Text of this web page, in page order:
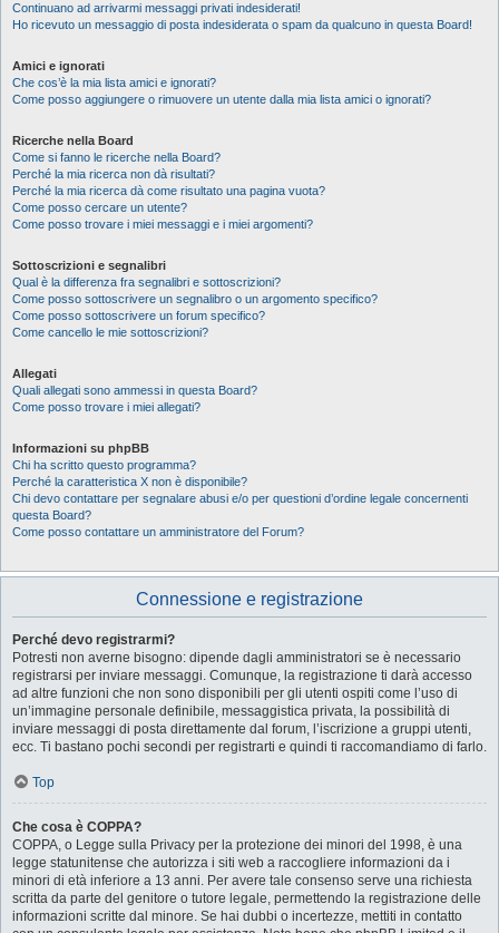
Continuano ad arrivarmi messaggi privati indesiderati!
Ho ricevuto un messaggio di posta indesiderata o spam da qualcuno in questa Board!
Amici e ignorati
Che cos’è la mia lista amici e ignorati?
Come posso aggiungere o rimuovere un utente dalla mia lista amici o ignorati?
Ricerche nella Board
Come si fanno le ricerche nella Board?
Perché la mia ricerca non dà risultati?
Perché la mia ricerca dà come risultato una pagina vuota?
Come posso cercare un utente?
Come posso trovare i miei messaggi e i miei argomenti?
Sottoscrizioni e segnalibri
Qual è la differenza fra segnalibri e sottoscrizioni?
Come posso sottoscrivere un segnalibro o un argomento specifico?
Come posso sottoscrivere un forum specifico?
Come cancello le mie sottoscrizioni?
Allegati
Quali allegati sono ammessi in questa Board?
Come posso trovare i miei allegati?
Informazioni su phpBB
Chi ha scritto questo programma?
Perché la caratteristica X non è disponibile?
Chi devo contattare per segnalare abusi e/o per questioni d’ordine legale concernenti
questa Board?
Come posso contattare un amministratore del Forum?
Connessione e registrazione
Perché devo registrarmi?
Potresti non averne bisogno: dipende dagli amministratori se è necessario
registrarsi per inviare messaggi. Comunque, la registrazione ti darà accesso
ad altre funzioni che non sono disponibili per gli utenti ospiti come l’uso di
un’immagine personale definibile, messaggistica privata, la possibilità di
inviare messaggi di posta direttamente dal forum, l’iscrizione a gruppi utenti,
ecc. Ti bastano pochi secondi per registrarti e quindi ti raccomandiamo di farlo.
Top
Che cosa è COPPA?
COPPA, o Legge sulla Privacy per la protezione dei minori del 1998, è una
legge statunitense che autorizza i siti web a raccogliere informazioni da i
minori di età inferiore a 13 anni. Per avere tale consenso serve una richiesta
scritta da parte del genitore o tutore legale, permettendo la registrazione delle
informazioni scritte dal minore. Se hai dubbi o incertezze, mettiti in contatto